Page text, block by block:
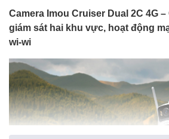
Camera Imou Cruiser Dual 2C 4G
giám sát hai khu vực, hoạt động
wi-wi